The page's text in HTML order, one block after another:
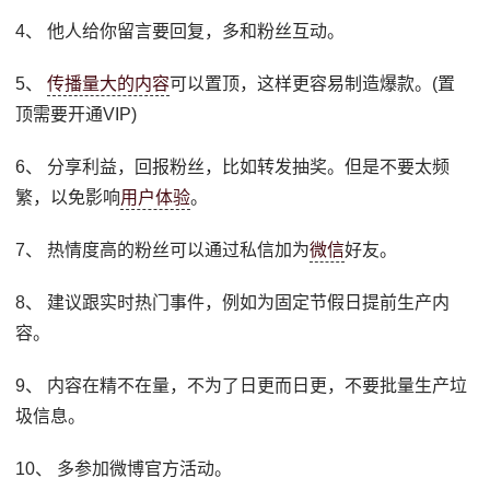
4、 他人给你留言要回复，多和粉丝互动。
5、传播量大的内容可以置顶，这样更容易制造爆款。(置
顶需要开通VIP)
6、 分享利益，回报粉丝，比如转发抽奖。但是不要太频
繁，以免影响用户体验。
7、 热情度高的粉丝可以通过私信加为微信好友。
8、 建议跟实时热门事件，例如为固定节假日提前生产内
容。
9、 内容在精不在量，不为了日更而日更，不要批量生产垃
圾信息。
10、 多参加微博官方活动。